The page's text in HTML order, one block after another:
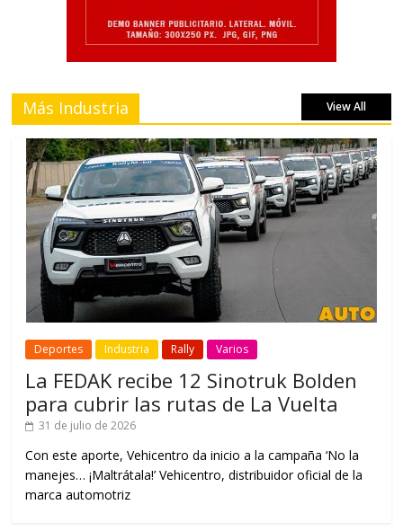
Más Industria View All
Deportes Industria Rally Varios
La FEDAK recibe 12 Sinotruk Bolden
para cubrir las rutas de La Vuelta
31 de julio de 2026
Con este aporte, Vehicentro da inicio a la campaña ‘No la
manejes… ¡Maltrátala!’ Vehicentro, distribuidor oficial de la
marca automotriz